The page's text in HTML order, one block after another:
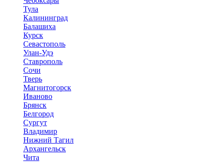
Тула
Калининград
Балашиха
Курск
Севастополь
Улан-Удэ
Ставрополь
Сочи
Тверь
Магнитогорск
Иваново
Брянск
Белгород
Сургут
Владимир
Нижний Тагил
Архангельск
Чита